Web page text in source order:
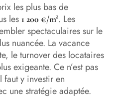
les plus bas de
les 1 200 €/m². Les
spectaculaires sur le
nuancée. La vacance
le turnover des locataires
exigeante. Ce n’est pas
faut y investir en
une stratégie adaptée.